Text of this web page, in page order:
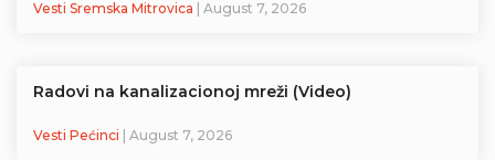
Vesti Sremska Mitrovica | August 7, 2026
Radovi na kanalizacionoj mreži (Video)
Vesti Pećinci | August 7, 2026